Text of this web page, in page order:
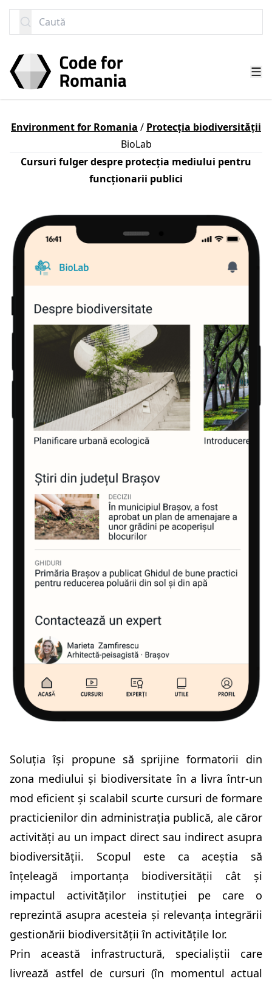
Caută
Environment for Romania / Protecția biodiversității
BioLab
Cursuri fulger despre protecția mediului pentru
funcționarii publici
Soluția își propune să sprijine formatorii din
zona mediului și biodiversitate în a livra într-un
mod eficient și scalabil scurte cursuri de formare
practicienilor din administrația publică, ale căror
activități au un impact direct sau indirect asupra
biodiversității. Scopul este ca aceștia să
înțeleagă importanța biodiversității cât și
impactul activităților instituției pe care o
reprezintă asupra acesteia și relevanța integrării
gestionării biodiversității în activitățile lor.
Prin această infrastructură, specialiștii care
livrează astfel de cursuri (în momentul actual